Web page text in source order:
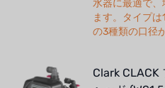
水器に最適で、
ます。タイプ
の3種類の口径
Clark CLACK